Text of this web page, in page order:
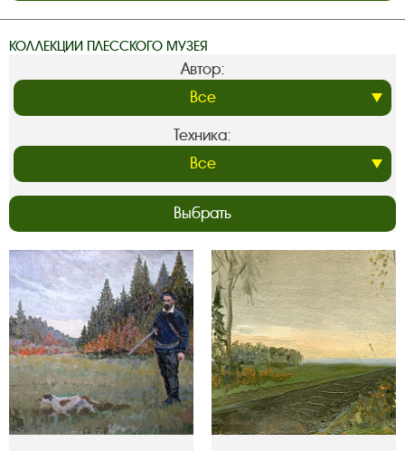
КОЛЛЕКЦИИ ПЛЕССКОГО МУЗЕЯ
Автор:
Техника:
Выбрать